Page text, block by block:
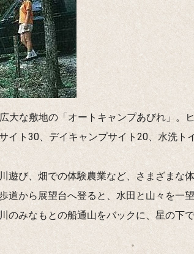
大な敷地の「オートキャンプあびれ」。
イト30、デイキャンプサイト20、水洗ト
遊び、畑での体験農業など、さまざまな
道から展望台へ登ると、水田と山々を一望
のみなもとの船通山をバックに、星の下